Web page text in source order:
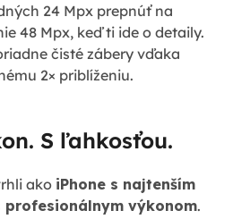
24 Mpx prepnúť na
48 Mpx, keď ti ide o detaily.
čisté zábery vďaka
2× priblíženiu.
S ľahkosťou.
ako iPhone s najtenším
výkonom.